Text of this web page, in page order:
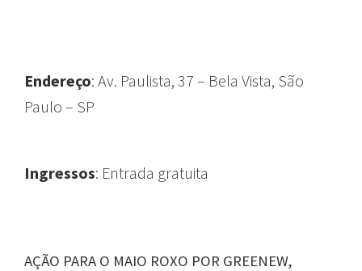
Endereço: Av. Paulista, 37 – Bela Vista, São
Paulo – SP
Ingressos: Entrada gratuita
AÇÃO PARA O MAIO ROXO POR GREENEW,